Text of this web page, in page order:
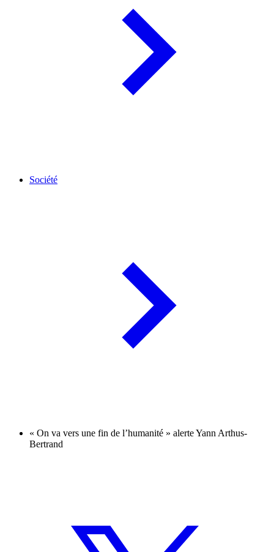
Société
« On va vers une fin de l’humanité » alerte Yann Arthus-
Bertrand